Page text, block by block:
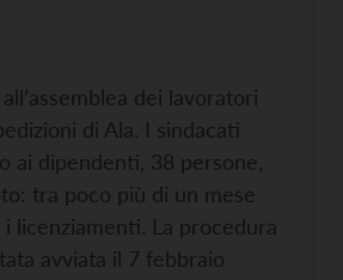
dei lavoratori
di Ala. I sindacati
ai dipendenti, 38 persone,
tra poco più di un mese
licenziamenti. La procedura
avviata il 7 febbraio